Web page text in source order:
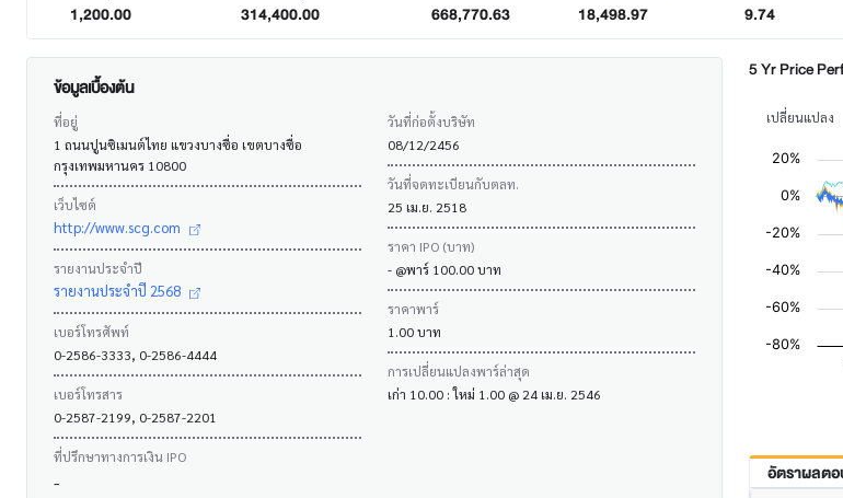
1,200.00 314,400.00 668,770.63 18,498.97 9.74
ข้อมูลเบื้องต้น
ที่อยู่
1 ถนนปูนซิเมนต์ไทย แขวงบางซื่อ เขตบางซื่อ
กรุงเทพมหานคร 10800
เว็บไซต์
http://www.scg.com
รายงานประจำปี
รายงานประจำปี 2568
เบอร์โทรศัพท์
0-2586-3333, 0-2586-4444
เบอร์โทรสาร
0-2587-2199, 0-2587-2201
ที่ปรึกษาทางการเงิน IPO
-
วันที่ก่อตั้งบริษัท
08/12/2456
วันที่จดทะเบียนกับตลท.
25 เม.ย. 2518
ราคา IPO (บาท)
- @พาร์ 100.00 บาท
ราคาพาร์
1.00 บาท
การเปลี่ยนแปลงพาร์ล่าสุด
เก่า 10.00 : ใหม่ 1.00 @ 24 เม.ย. 2546
5 Yr Price
เปลี่ยนแปลง
อัตราผลต